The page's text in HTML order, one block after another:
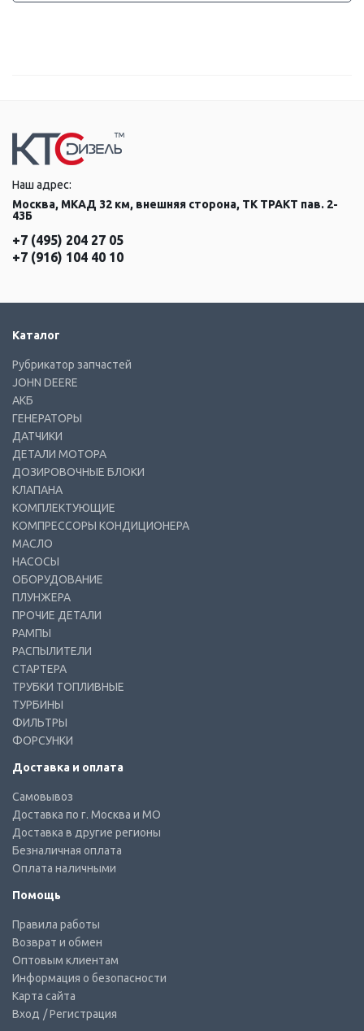
Наш адрес:
Москва, МКАД 32 км, внешняя сторона, ТК ТРАКТ пав. 2-
43Б
+7 (495) 204 27 05
+7 (916) 104 40 10
Каталог
Рубрикатор запчастей
JOHN DEERE
АКБ
ГЕНЕРАТОРЫ
ДАТЧИКИ
ДЕТАЛИ МОТОРА
ДОЗИРОВОЧНЫЕ БЛОКИ
КЛАПАНА
КОМПЛЕКТУЮЩИЕ
КОМПРЕССОРЫ КОНДИЦИОНЕРА
МАСЛО
НАСОСЫ
ОБОРУДОВАНИЕ
ПЛУНЖЕРА
ПРОЧИЕ ДЕТАЛИ
РАМПЫ
РАСПЫЛИТЕЛИ
СТАРТЕРА
ТРУБКИ ТОПЛИВНЫЕ
ТУРБИНЫ
ФИЛЬТРЫ
ФОРСУНКИ
Доставка и оплата
Самовывоз
Доставка по г. Москва и МО
Доставка в другие регионы
Безналичная оплата
Оплата наличными
Помощь
Правила работы
Возврат и обмен
Оптовым клиентам
Информация о безопасности
Карта сайта
Вход / Регистрация